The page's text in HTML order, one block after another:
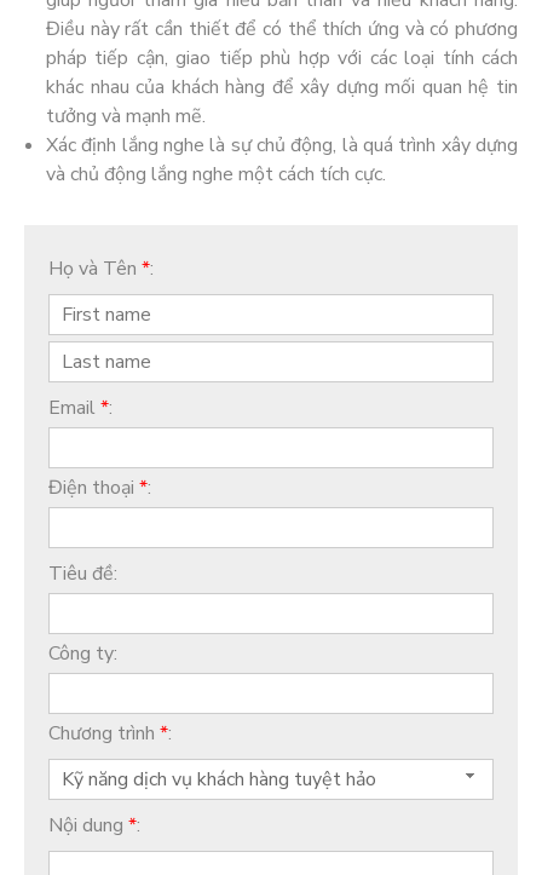
Điều này rất cần thiết để có thể thích ứng và có phương
pháp tiếp cận, giao tiếp phù hợp với các loại tính cách
khác nhau của khách hàng để xây dựng mối quan hệ tin
tưởng và mạnh mẽ.
Xác định lắng nghe là sự chủ động, là quá trình xây dựng
và chủ động lắng nghe một cách tích cực.
Họ và Tên *:
Email*:
Điện thoại *:
Tiêu đề:
Công ty:
Chương trình *:
Kỹ năng dịch vụ khách hàng tuyệt hảo
Nội dung *: